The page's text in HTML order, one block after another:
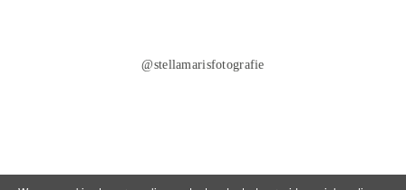
@stellamarisfotografie